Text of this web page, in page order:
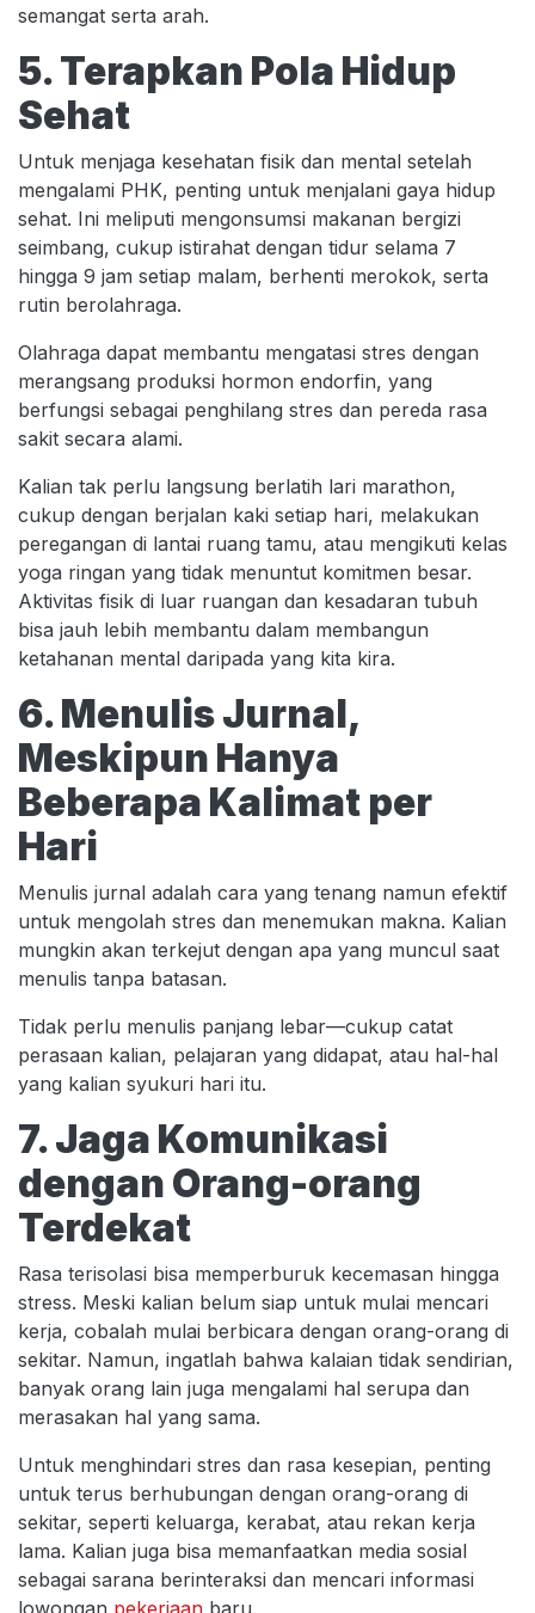
semangat serta arah.
5. Terapkan Pola Hidup
Sehat
Untuk menjaga kesehatan fisik dan mental setelah
mengalami PHK, penting untuk menjalani gaya hidup
sehat. Ini meliputi mengonsumsi makanan bergizi
seimbang, cukup istirahat dengan tidur selama 7
hingga 9 jam setiap malam, berhenti merokok, serta
rutin berolahraga.
Olahraga dapat membantu mengatasi stres dengan
merangsang produksi hormon endorfin, yang
berfungsi sebagai penghilang stres dan pereda rasa
sakit secara alami.
Kalian tak perlu langsung berlatih lari marathon,
cukup dengan berjalan kaki setiap hari, melakukan
peregangan di lantai ruang tamu, atau mengikuti kelas
yoga ringan yang tidak menuntut komitmen besar.
Aktivitas fisik di luar ruangan dan kesadaran tubuh
bisa jauh lebih membantu dalam membangun
ketahanan mental daripada yang kita kira.
6. Menulis Jurnal,
Meskipun Hanya
Beberapa Kalimat per
Hari
Menulis jurnal adalah cara yang tenang namun efektif
untuk mengolah stres dan menemukan makna. Kalian
mungkin akan terkejut dengan apa yang muncul saat
menulis tanpa batasan.
Tidak perlu menulis panjang lebar—cukup catat
perasaan kalian, pelajaran yang didapat, atau hal-hal
yang kalian syukuri hari itu.
7. Jaga Komunikasi
dengan Orang-orang
Terdekat
Rasa terisolasi bisa memperburuk kecemasan hingga
stress. Meski kalian belum siap untuk mulai mencari
kerja, cobalah mulai berbicara dengan orang-orang di
sekitar. Namun, ingatlah bahwa kalaian tidak sendirian,
banyak orang lain juga mengalami hal serupa dan
merasakan hal yang sama.
Untuk menghindari stres dan rasa kesepian, penting
untuk terus berhubungan dengan orang-orang di
sekitar, seperti keluarga, kerabat, atau rekan kerja
lama. Kalian juga bisa memanfaatkan media sosial
sebagai sarana berinteraksi dan mencari informasi
lowongan pekerjaan baru.